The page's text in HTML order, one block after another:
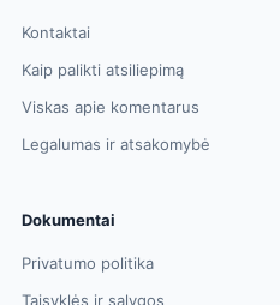
Kontaktai
Kaip palikti atsiliepimą
Viskas apie komentarus
Legalumas ir atsakomybė
Dokumentai
Privatumo politika
Taisyklės ir sąlygos